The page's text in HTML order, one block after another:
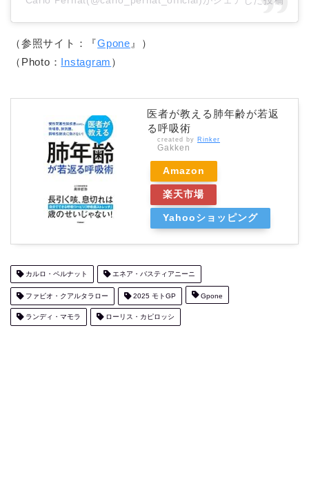
（参照サイト：『Gpone 』）
（Photo： Instagram ）
医者が教える肺年齢が若返
る呼吸術
created by Rinker
Gakken
Amazon
楽天市場
Yahooショッピング
カルロ・ペルナット エネア・バスティアニーニ
ファビオ・クアルタラロー 2025 モトGP Gpone
ランディ・マモラ ローリス・カピロッシ